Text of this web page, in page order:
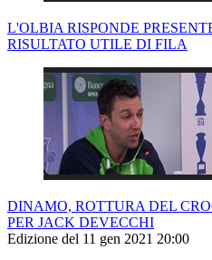
L'OLBIA RISPONDE
RISULTATO UTILE DI FILA
DINAMO, ROTTURA DEL
PER JACK DEVECCHI
Edizione del 11 gen 2021 20:00